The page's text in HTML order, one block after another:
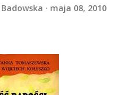
maja 08, 2010